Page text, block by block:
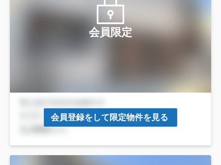
会員限定
会員登録をして限定物件を見る